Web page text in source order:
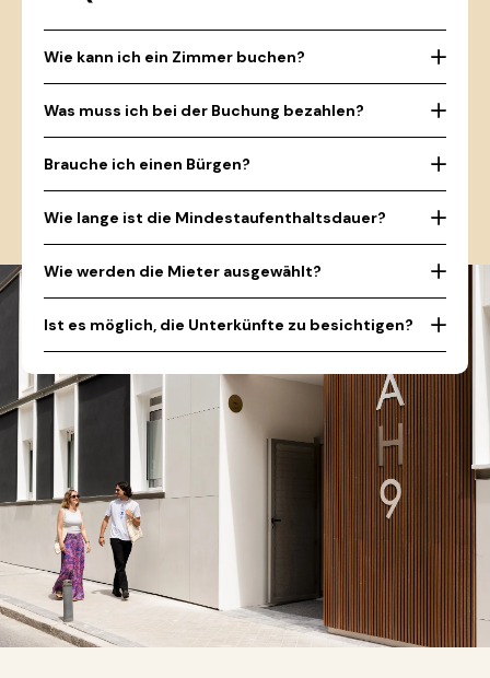
Wie kann ich ein Zimmer buchen?
Was muss ich bei der Buchung bezahlen?
Brauche ich einen Bürgen?
Wie lange ist die Mindestaufenthaltsdauer?
Wie werden die Mieter ausgewählt?
Ist es möglich, die Unterkünfte zu besichtigen?